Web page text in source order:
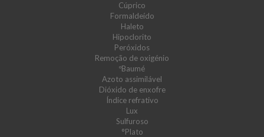
Cúprico
Formaldeído
Haleto
Hipoclorito
Peróxidos
Remoção de oxigénio
ºBaumé
Azoto assimilável
Dióxido de enxofre
Índice refrativo
Lux
Sulfuroso
°Plato